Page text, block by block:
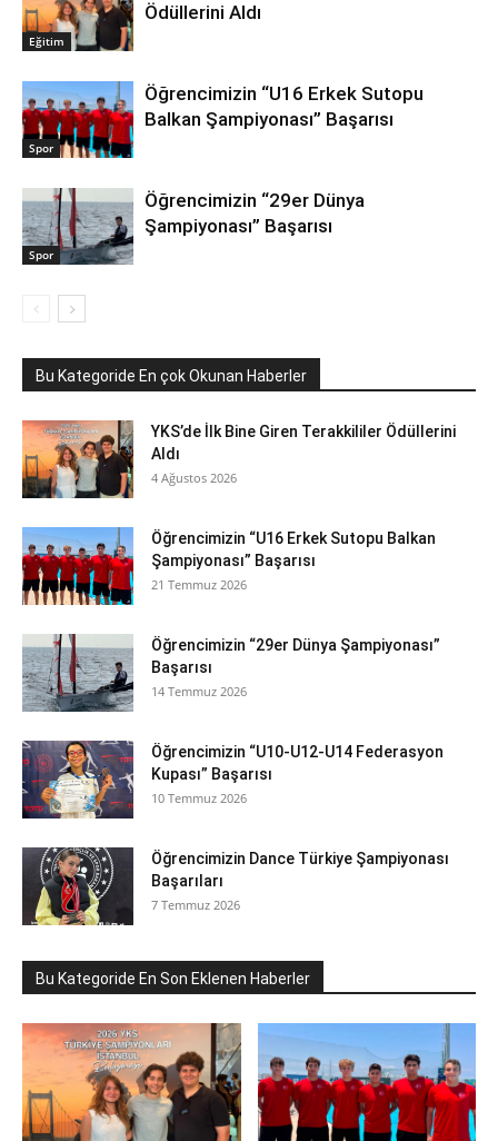
Eğitim
Ödüllerini Aldı
Spor
Öğrencimizin “U16 Erkek Sutopu
Balkan Şampiyonası” Başarısı
Spor
Öğrencimizin “29er Dünya
Şampiyonası” Başarısı
Bu Kategoride En çok Okunan Haberler
YKS’de İlk Bine Giren Terakkililer Ödüllerini
Aldı
4 Ağustos 2026
Öğrencimizin “U16 Erkek Sutopu Balkan
Şampiyonası” Başarısı
21 Temmuz 2026
Öğrencimizin “29er Dünya Şampiyonası”
Başarısı
14 Temmuz 2026
Öğrencimizin “U10-U12-U14 Federasyon
Kupası” Başarısı
10 Temmuz 2026
Öğrencimizin Dance Türkiye Şampiyonası
Başarıları
7 Temmuz 2026
Bu Kategoride En Son Eklenen Haberler